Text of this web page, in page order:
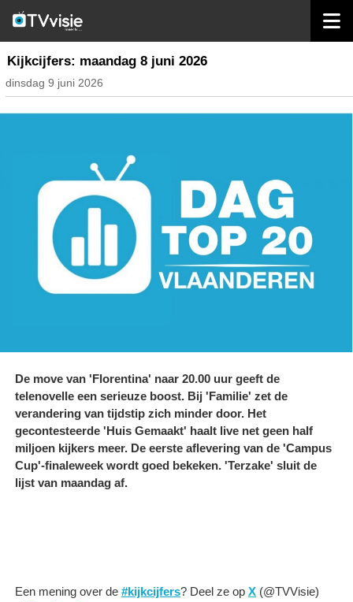
nieuws belgië
Kijkcijfers: maandag 8 juni 2026
dinsdag 9 juni 2026
De move van 'Florentina' naar 20.00 uur geeft de
telenovelle een serieuze boost. Bij 'Familie' zet de
verandering van tijdstip zich minder door. Het
gecontesteerde 'Huis Gemaakt' haalt live net geen half
miljoen kijkers meer. De eerste aflevering van de 'Campus
Cup'-finaleweek wordt goed bekeken. 'Terzake' sluit de
lijst van maandag af.
Een mening over de #kijkcijfers? Deel ze op X (@TVVisie)